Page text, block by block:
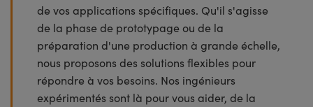
de vos applications spécifiques. Qu'il s'agisse
de la phase de prototypage ou de la
préparation d'une production à grande échelle,
nous proposons des solutions flexibles pour
répondre à vos besoins. Nos ingénieurs
expérimentés sont là pour vous aider, de la